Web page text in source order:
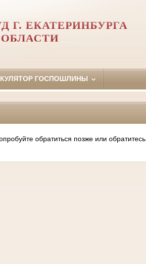
Г. ЕКАТЕРИНБУРГА
ГОСПОШЛИНЫ
обратиться позже или обратитесь